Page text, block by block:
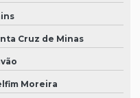
Cruz de Minas
Moreira